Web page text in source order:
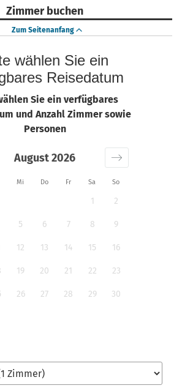
Zimmer buchen
Zum Seitenanfang
wählen Sie ein
Reisedatum
Sie ein verfügbares
und Anzahl Zimmer sowie
Personen
Mi Do Fr Sa So
August 2026
1 2
5 6 7 8 9
12 13 14 15 16
19 20 21 22 23
26 27 28 29 30